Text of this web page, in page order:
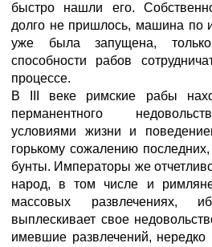
быстро нашли его.
долго не пришлось, машина по
уже была запущена,
способности рабов
процессе.
В III веке римские рабы
перманентного
условиями жизни и
горькому сожалению
бунты. Императоры же
народ, в том числе и
массовых развлечениях,
выплескивает свое
имевшие развлечений,